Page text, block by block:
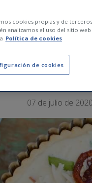
07 de julio de 2020
cookies propias y de
analizamos el uso del sitio
Política de cookies
de cookies